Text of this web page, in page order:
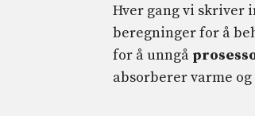
Hver gang vi skriver
beregninger for å
for å unngå
absorberer varme